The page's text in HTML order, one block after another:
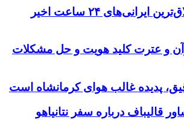
این سه نفر بد اخلاق‌ترین ایرانی‌های ۲۴ ساعت اخیر
و عترت کلید هویت و حل مشکلات
پدیده غالب هوای کرمانشاه است
قالیباف درباره سفر نتانیاهو